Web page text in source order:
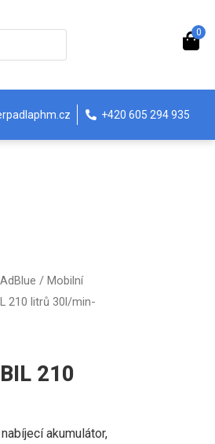
0
+420 605 294 935
/ Mobilní
210 litrů 30l/min-
210
akumulátor,